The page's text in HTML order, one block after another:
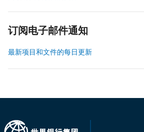
订阅电子邮件通知
最新项目和文件的每日更新